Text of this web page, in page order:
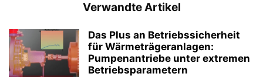
Verwandte Artikel
Das Plus an Betriebssicherheit
für Wärmeträgeranlagen:
Pumpenantriebe unter extremen
Betriebsparametern